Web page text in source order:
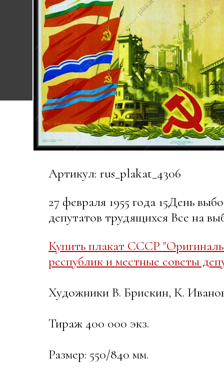
Артикул: rus_plakat_4306
27 февраля 1955 года 15День
депутатов трудящихся Все на
Купить плакат СССР
республик и местные советы
Художники В. Брискин, К.
Тираж 400 000 экз.
Размер: 550/840 мм.